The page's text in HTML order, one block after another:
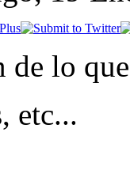
de lo
etc...